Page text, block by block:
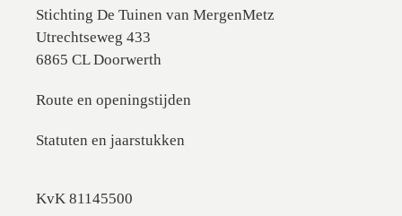
Stichting De Tuinen van MergenMetz
Utrechtseweg 433
6865 CL Doorwerth
Route en openingstijden
Statuten en jaarstukken
KvK 81145500